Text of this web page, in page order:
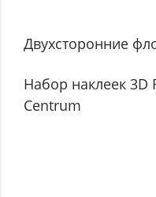
Двухсторонние
Набор наклеек 3D
Centrum